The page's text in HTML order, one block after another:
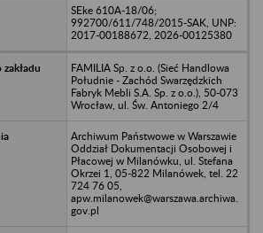
SEke 610A-18/06;
992700/611/748/2015-SAK, UNP:
2017-00188672, 2026-00125380
FAMILIA Sp. z o.o. (Sieć Handlowa
Południe - Zachód Swarzędzkich
Fabryk Mebli S.A. Sp. z o.o.), 50-073
Wrocław, ul. Św. Antoniego 2/4
Archiwum Państwowe w Warszawie
Oddział Dokumentacji Osobowej i
Płacowej w Milanówku, ul. Stefana
Okrzei 1, 05-822 Milanówek, tel. 22
724 76 05,
apw.milanowek@warszawa.archiwa.
gov.pl